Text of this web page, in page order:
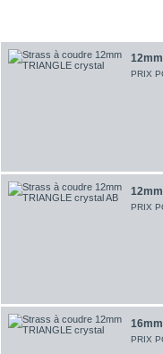
PRIX
PRIX
PRIX